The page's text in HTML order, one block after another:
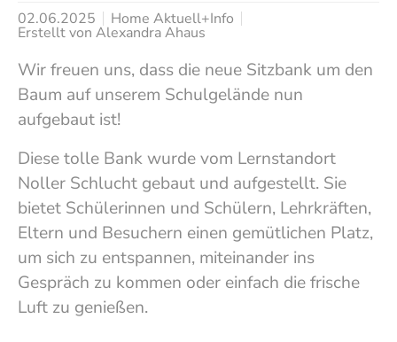
02.06.2025 Home Aktuell+Info
Erstellt von Alexandra Ahaus
Wir freuen uns, dass die neue Sitzbank um den
Baum auf unserem Schulgelände nun
aufgebaut ist!
Diese tolle Bank wurde vom Lernstandort
Noller Schlucht gebaut und aufgestellt. Sie
bietet Schülerinnen und Schülern, Lehrkräften,
Eltern und Besuchern einen gemütlichen Platz,
um sich zu entspannen, miteinander ins
Gespräch zu kommen oder einfach die frische
Luft zu genießen.